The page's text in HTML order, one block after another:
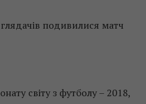
подивилися матч
світу з футболу – 2018,